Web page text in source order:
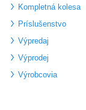
Kompletná kolesa
Príslušenstvo
Výpredaj
Výprodej
Výrobcovia